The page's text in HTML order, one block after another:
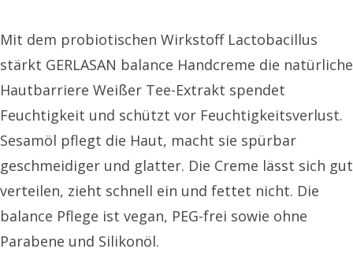
Mit dem probiotischen Wirkstoff Lactobacillus
stärkt GERLASAN balance Handcreme die natürliche
Hautbarriere Weißer Tee-Extrakt spendet
Feuchtigkeit und schützt vor Feuchtigkeitsverlust.
Sesamöl pflegt die Haut, macht sie spürbar
geschmeidiger und glatter. Die Creme lässt sich gut
verteilen, zieht schnell ein und fettet nicht. Die
balance Pflege ist vegan, PEG-frei sowie ohne
Parabene und Silikonöl.